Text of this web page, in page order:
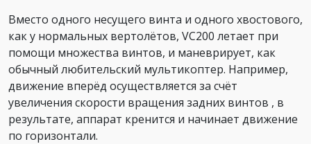
Вместо одного несущего винта и одного хвостового,
как у нормальных вертолётов, VC200 летает при
помощи множества винтов, и маневрирует, как
обычный любительский мультикоптер. Например,
движение вперёд осуществляется за счёт
увеличения скорости вращения задних винтов , в
результате, аппарат кренится и начинает движение
по горизонтали.